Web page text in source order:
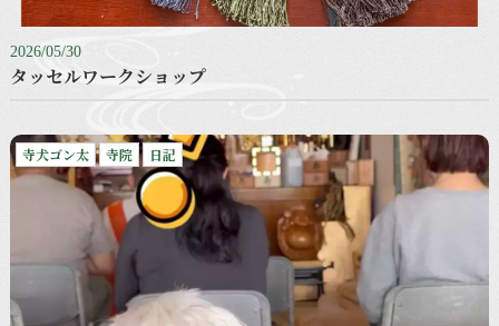
2026/05/30
タッセルワークショップ
寺犬ゴン太 寺院 日記